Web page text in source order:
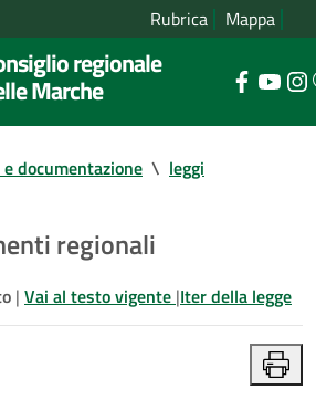
Rubrica Mappa
regionale
Marche
documentazione \ leggi
regionali
| Vai al testo vigente |Iter della legge